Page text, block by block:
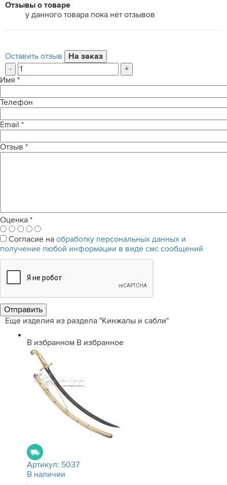
Отзывы о товаре
у данного товара пока нет отзывов
Оставить отзыв
-
+
Имя *
Телефон
Email *
Отзыв *
Оценка *
Согласие на обработку персональных данных и
получение любой информации в виде смс сообщений
Еще изделия из раздела "Кинжалы и сабли"
В избранном В избранное
Артикул: 5037
В наличии